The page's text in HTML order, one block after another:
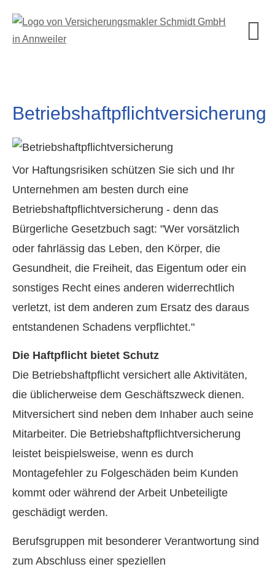
Betriebshaftpflichtversicherung
Vor Haftungsrisiken schützen Sie sich und Ihr
Unternehmen am besten durch eine
Betriebshaftpflichtversicherung - denn das
Bürgerliche Gesetzbuch sagt: "Wer vorsätzlich
oder fahrlässig das Leben, den Körper, die
Gesundheit, die Freiheit, das Eigentum oder ein
sonstiges Recht eines anderen widerrechtlich
verletzt, ist dem anderen zum Ersatz des daraus
entstandenen Schadens verpflichtet."
Die Haft­pflicht bietet Schutz
Die Betriebshaftpflicht versichert alle Aktivitäten,
die üblicherweise dem Geschäftszweck dienen.
Mitversichert sind neben dem Inhaber auch seine
Mitarbeiter. Die Betriebshaftpflichtversicherung
leistet beispielsweise, wenn es durch
Montagefehler zu Folgeschäden beim Kunden
kommt oder während der Arbeit Unbeteiligte
geschädigt werden.
Berufsgruppen mit besonderer Verantwortung sind
zum Abschluss einer speziellen